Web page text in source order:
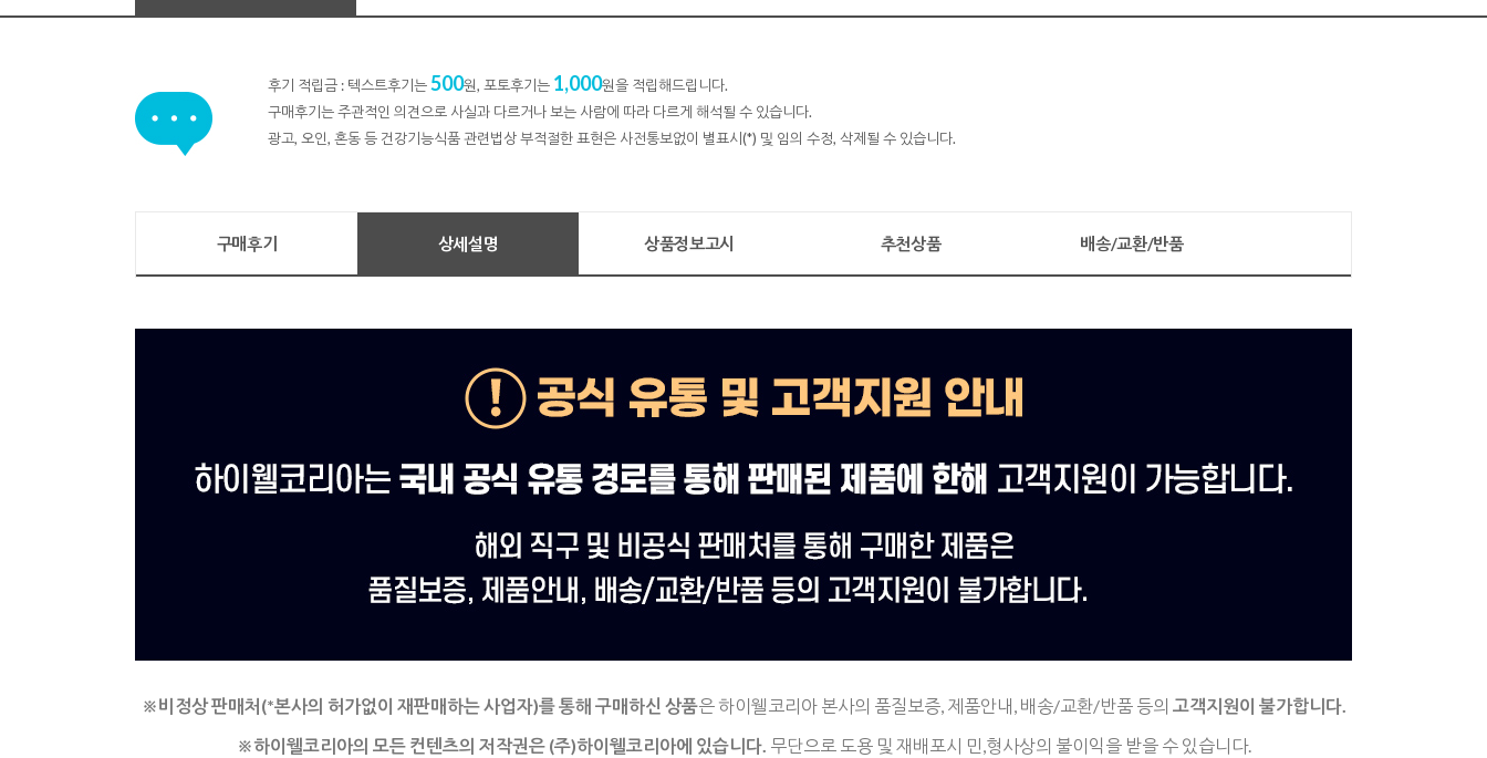
후기 적립금 : 텍스트후기는500원, 포토후기는 1,000원을 적립해드립니다.
구매후기는 주관적인 의견으로 사실과 다르거나 보는 사람에 따라 다르게 해석될 수 있습니다.
광고, 오인, 혼동 등 건강기능식품 관련법상 부적절한 표현은 사전통보없이 별표시(*) 및 임의 수정, 삭제될 수 있습니다.
구매후기 상세설명 상품정보고시 추천상품 배송/교환/반품
※비정상 판매처(*본사의 허가없이 재판매하는 사업자)를통해 구매하신 상품은 하이웰코리아 본사의 품질보증, 제품안내, 배송/교환/반품 등의 고객지원이 불가합니다.
※하이웰코리아의 모든 컨텐츠의 저작권은 (주)하이웰코리아에 있습니다. 무단으로 도용 및 재배포시 민,형사상의 불이익을 받을 수 있습니다.